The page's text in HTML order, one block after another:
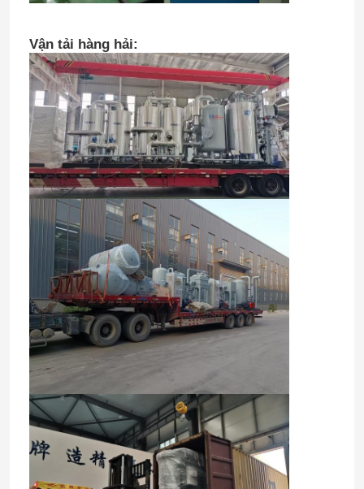
Máy tạo khí nitơ PSA
Máy tạo nitơ có độ tinh khiết cao
Máy tạo nitơ màng
Máy tạo oxy y tế PSA
Hệ thống thu hồi khí
Máy tạo oxy công nghiệp
Máy sấy khí công nghiệp
Đơn vị Cracker Amoniac
Máy Tạo Oxy VPSA
Vận tải hàng hải: